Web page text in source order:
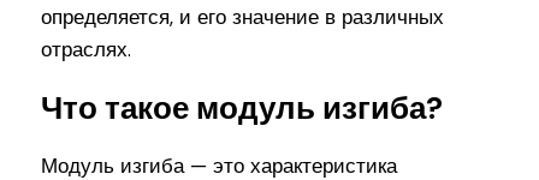
определяется, и его значение в различных
отраслях.
Что такое модуль изгиба?
Модуль изгиба — это характеристика